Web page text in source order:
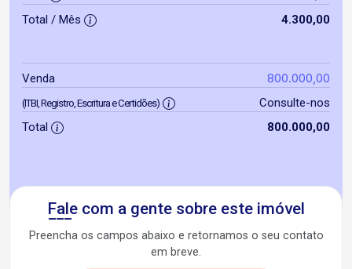
Total / Mês
4.300,00
Venda 800.000,00
(ITBI, Registro, Escritura e Certidões)
Consulte-nos
Total
800.000,00
Fale com a gente sobre este imóvel
Preencha os campos abaixo e retornamos o seu contato
em breve.